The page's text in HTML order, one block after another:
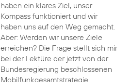
haben ein klares Ziel, unser
Kompass funktioniert und wir
haben uns auf den Weg gemacht.
Aber: Werden wir unsere Ziele
erreichen? Die Frage stellt sich mir
bei der Lektüre der jetzt von der
Bundesregierung beschlossenen
Mobilfunkgesamtstrategie.